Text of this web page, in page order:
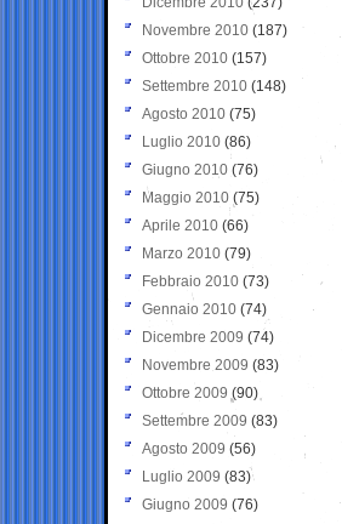
Novembre 2010 (187)
Ottobre 2010 (157)
Settembre 2010 (148)
Agosto 2010 (75)
Luglio 2010 (86)
Giugno 2010 (76)
Maggio 2010 (75)
Aprile 2010 (66)
Marzo 2010 (79)
Febbraio 2010 (73)
Gennaio 2010 (74)
Dicembre 2009 (74)
Novembre 2009 (83)
Ottobre 2009 (90)
Settembre 2009 (83)
Agosto 2009 (56)
Luglio 2009 (83)
Giugno 2009 (76)